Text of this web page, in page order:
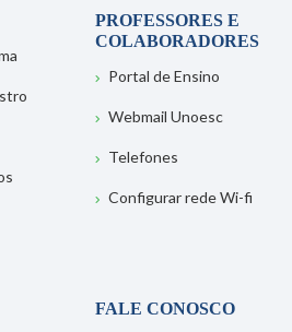
PROFESSORES E
COLABORADORES
Portal de Ensino
Webmail Unoesc
Telefones
Configurar rede Wi-fi
FALE CONOSCO